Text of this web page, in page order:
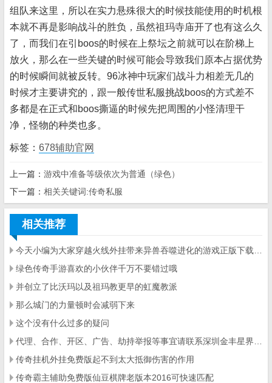
组队来这里，所以在实力悬殊很大的时候技能使用的时机根
本就不再是影响战斗的胜负，虽然祖玛寺庙开了也有这么久
了，而我们在引boos的时候在上祭坛之前就可以在阶梯上
放火，那么在一些关键的时候可能会导致我们原本占据优势
的时候瞬间就被反转。96冰神中玩家们战斗力相差无几的
时候才主要讲究的，跟一般传世私服挑战boos的方式差不
多都是在正式和boos撕逼的时候先把周围的小怪清理干
净，怪物的种类也多。
标签： 678辅助官网
上一篇： 游戏中准备等级依次为普通（绿色）
下一篇： 相关关键词:传奇私服
相关推荐
今天小编为大家穿越火线外挂带来异兽吞噬进化的游戏正版下载资源
绿色传奇手游喜欢的小伙伴千万不要错过哦
并创立了比沃玛以及祖玛教更早的虹魔教派
那么城门的力量顿时会减弱下来
这个没有什么过多的疑问
传奇挂机外挂免费版起不到太大抵御伤害的作用
传奇霸主辅助免费版仙豆棋牌老版本2016可快速匹配